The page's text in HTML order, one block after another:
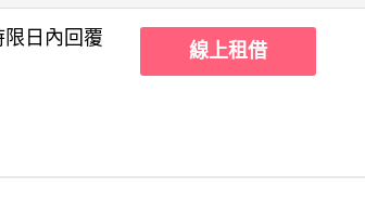
日內回覆
線上租借